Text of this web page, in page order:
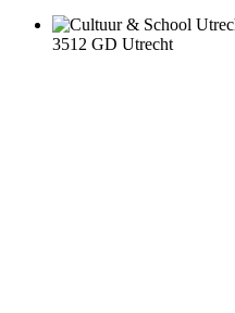
3512 GD Utrecht